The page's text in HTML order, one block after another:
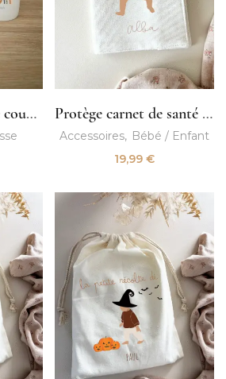
Pot Moyen modèle couvercle bambou Protège carnet de santé bébé
Accessoires
Bébé / Enfant
19,99 €